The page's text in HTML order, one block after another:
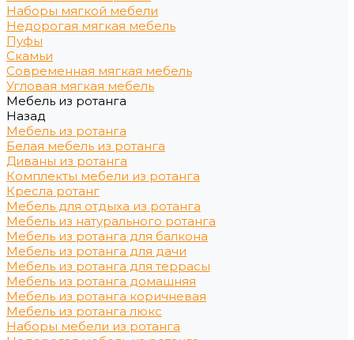
Наборы мягкой мебели
Недорогая мягкая мебель
Пуфы
Скамьи
Современная мягкая мебель
Угловая мягкая мебель
Мебель из ротанга
Назад
Мебель из ротанга
Белая мебель из ротанга
Диваны из ротанга
Комплекты мебели из ротанга
Кресла ротанг
Мебель для отдыха из ротанга
Мебель из натурального ротанга
Мебель из ротанга для балкона
Мебель из ротанга для дачи
Мебель из ротанга для террасы
Мебель из ротанга домашняя
Мебель из ротанга коричневая
Мебель из ротанга люкс
Наборы мебели из ротанга